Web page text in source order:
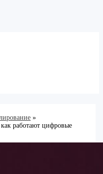
работают цифровые